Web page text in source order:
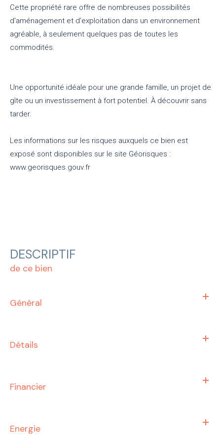
Cette propriété rare offre de nombreuses possibilités
d'aménagement et d'exploitation dans un environnement
agréable, à seulement quelques pas de toutes les
commodités.
Une opportunité idéale pour une grande famille, un projet de
gîte ou un investissement à fort potentiel. À découvrir sans
tarder.
Les informations sur les risques auxquels ce bien est
exposé sont disponibles sur le site Géorisques :
www.georisques.gouv.fr
DESCRIPTIF
de ce bien
Général
Détails
Financier
Energie